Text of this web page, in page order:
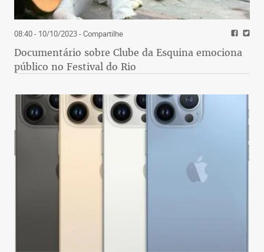
08:40 - 10/10/2023- Compartilhe
Documentário sobre Clube da Esquina emociona
público no Festival do Rio